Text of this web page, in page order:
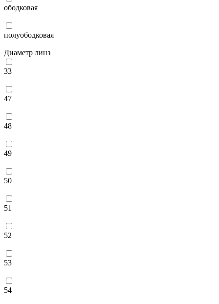
ободковая
полуободковая
Диаметр линз
33
47
48
49
50
51
52
53
54